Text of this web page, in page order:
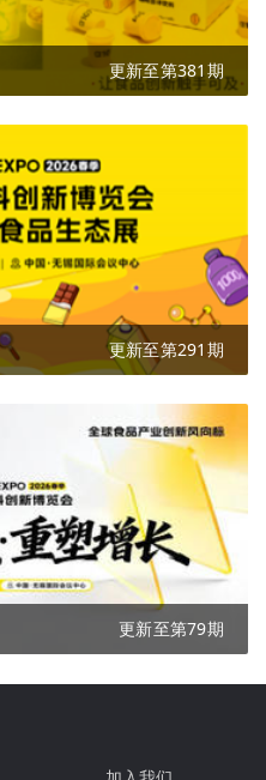
更新至第381期
更新至第291期
更新至第79期